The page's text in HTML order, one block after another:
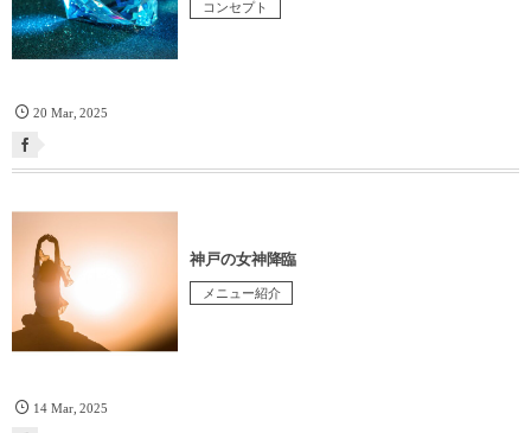
コンセプト
20 Mar,2025
神戸の女神降臨
メニュー紹介
14 Mar,2025